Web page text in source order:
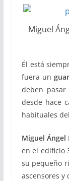
Miguel
Él está
fuera un
deben
desde hace
habituales del
Miguel Ángel
en el edificio
su pequeño
ascensores y